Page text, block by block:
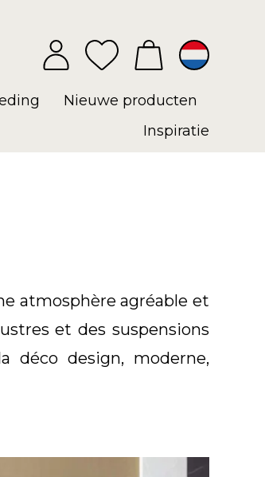
Nieuwe producten
Inspiratie
atmosphère agréable et
et des suspensions
déco design, moderne,